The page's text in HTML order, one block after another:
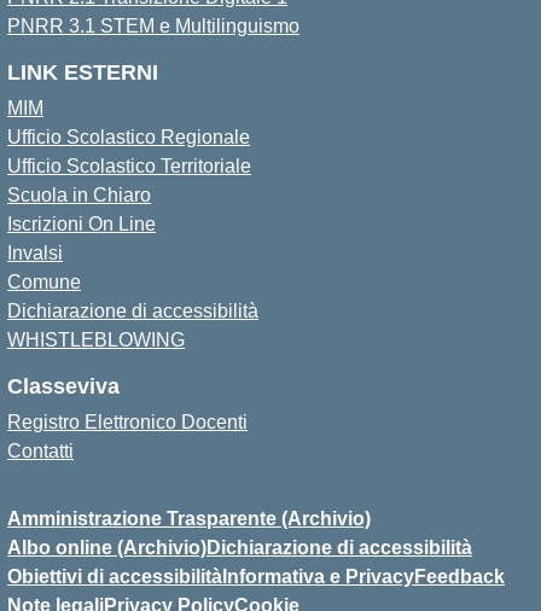
PNRR 3.1 STEM e Multilinguismo
LINK ESTERNI
MIM
Ufficio Scolastico Regionale
Ufficio Scolastico Territoriale
Scuola in Chiaro
Iscrizioni On Line
Invalsi
Comune
Dichiarazione di accessibilità
WHISTLEBLOWING
Classeviva
Registro Elettronico Docenti
Contatti
Amministrazione Trasparente (Archivio)
Albo online (Archivio)Dichiarazione di accessibilità
Obiettivi di accessibilità Informativa e PrivacyFeedback
Note legaliPrivacy PolicyCookie